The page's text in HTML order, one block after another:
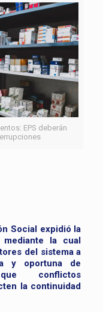
EPS deberán
Social expidió la
la cual
del sistema a
y oportuna de
conflictos
la continuidad